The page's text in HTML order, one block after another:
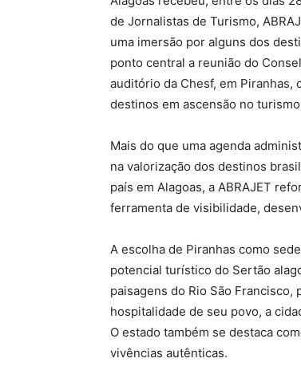
de Jornalistas de Turismo,
uma imersão por alguns dos
ponto central a reunião do
auditório da Chesf, em Piranhas,
destinos em ascensão no
Mais do que uma agenda
na valorização dos destinos
país em Alagoas, a ABRAJET
ferramenta de visibilidade,
A escolha de Piranhas como
potencial turístico do Sertão
paisagens do Rio São
hospitalidade de seu povo, a
O estado também se destaca
vivências autênticas.